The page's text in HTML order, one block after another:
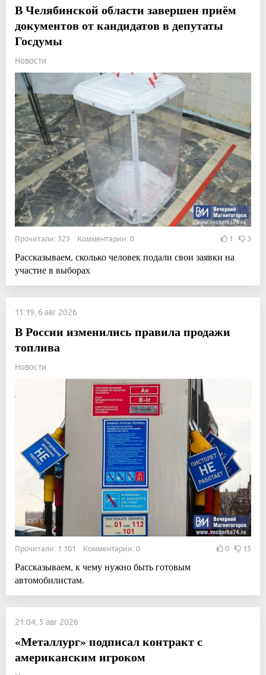
В Челябинской области завершен приём
документов от кандидатов в депутаты
Госдумы
Новости
Прочитали: 323 Комментарии: 0 1 3
Рассказываем, сколько человек подали свои заявки на
участие в выборах
11:19, 6 авг 2026
В России изменились правила продажи
топлива
Новости
Прочитали: 1 101 Комментарии: 0 0 15
Рассказываем, к чему нужно быть готовым
автомобилистам.
21:04, 5 авг 2026
«Металлург» подписал контракт с
американским игроком